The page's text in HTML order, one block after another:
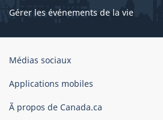
Gérer les événements de la vie
Organisation
gouvernement
Canada
Médias sociaux
Applications mobiles
Ã propos de Canada.ca